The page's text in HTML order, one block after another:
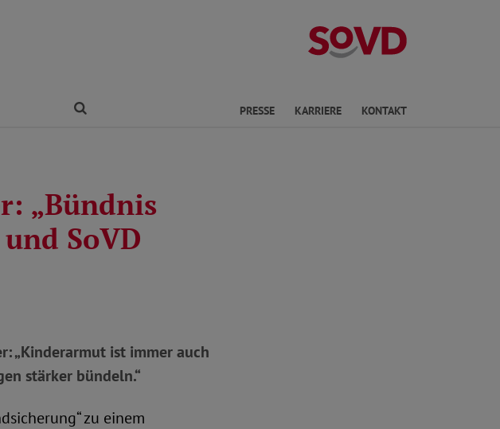
PRESSE KARRIERE KONTAKT
„Bündnis
SoVD
„Kinderarmut ist immer auch
stärker bündeln.“
zu einem